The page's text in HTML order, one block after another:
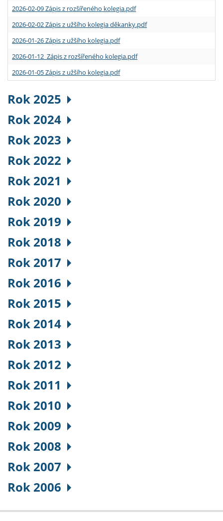
2026-02-09 Zápis z rozšířeného kolegia.pdf
2026-02-02 Zápis z užšího kolegia děkanky.pdf
2026-01-26 Zápis z užšího kolegia.pdf
2026-01-12 Zápis z rozšířeného kolegia.pdf
2026-01-05 Zápis z užšího kolegia.pdf
Rok 2025
Rok 2024
Rok 2023
Rok 2022
Rok 2021
Rok 2020
Rok 2019
Rok 2018
Rok 2017
Rok 2016
Rok 2015
Rok 2014
Rok 2013
Rok 2012
Rok 2011
Rok 2010
Rok 2009
Rok 2008
Rok 2007
Rok 2006